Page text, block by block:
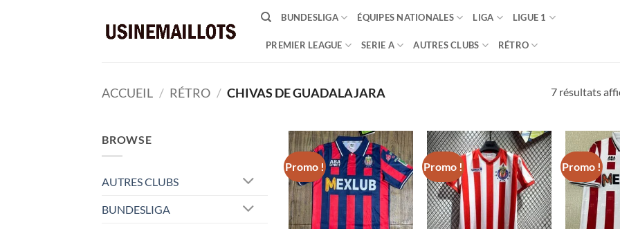
BUNDESLIGA ÉQUIPES NATIONALES LIGA LIGUE 1
PREMIER LEAGUE SERIE A AUTRES CLUBS RÉTRO
ACCUEIL / RÉTRO / CHIVAS DE GUADALAJARA 7 résultats
BROWSE
AUTRES CLUBS
BUNDESLIGA
Promo ! Promo ! Promo !